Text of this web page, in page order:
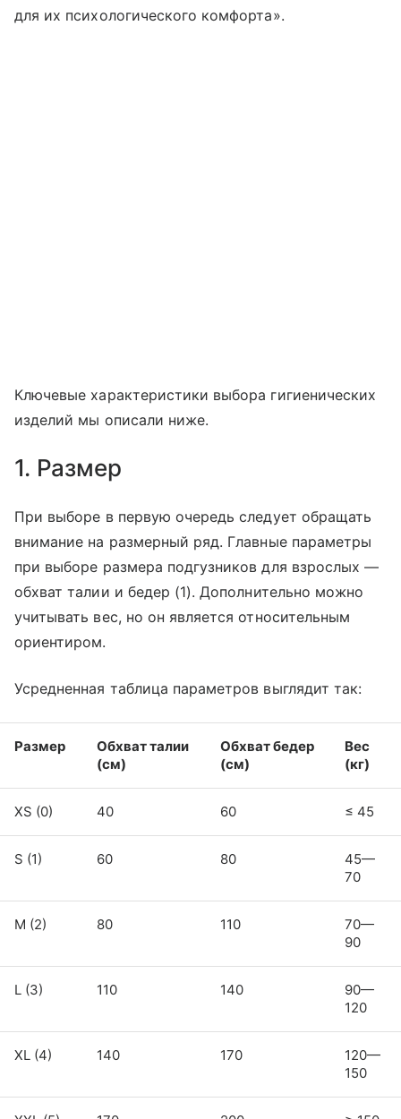
для их психологического комфорта».
Ключевые характеристики выбора гигиенических
изделий мы описали ниже.
1. Размер
При выборе в первую очередь следует обращать
внимание на размерный ряд. Главные параметры
при выборе размера подгузников для взрослых —
обхват талии и бедер (1). Дополнительно можно
учитывать вес, но он является относительным
ориентиром.
Усредненная таблица параметров выглядит так:
Размер
Обхват талии
(см)
Обхват бедер
(см)
Вес
(кг)
XS (0) 40 60 ≤ 45
S (1) 60 80
45—
70
M (2) 80 110
70—
90
L (3) 110 140
90—
120
XL (4) 140 170
120—
150